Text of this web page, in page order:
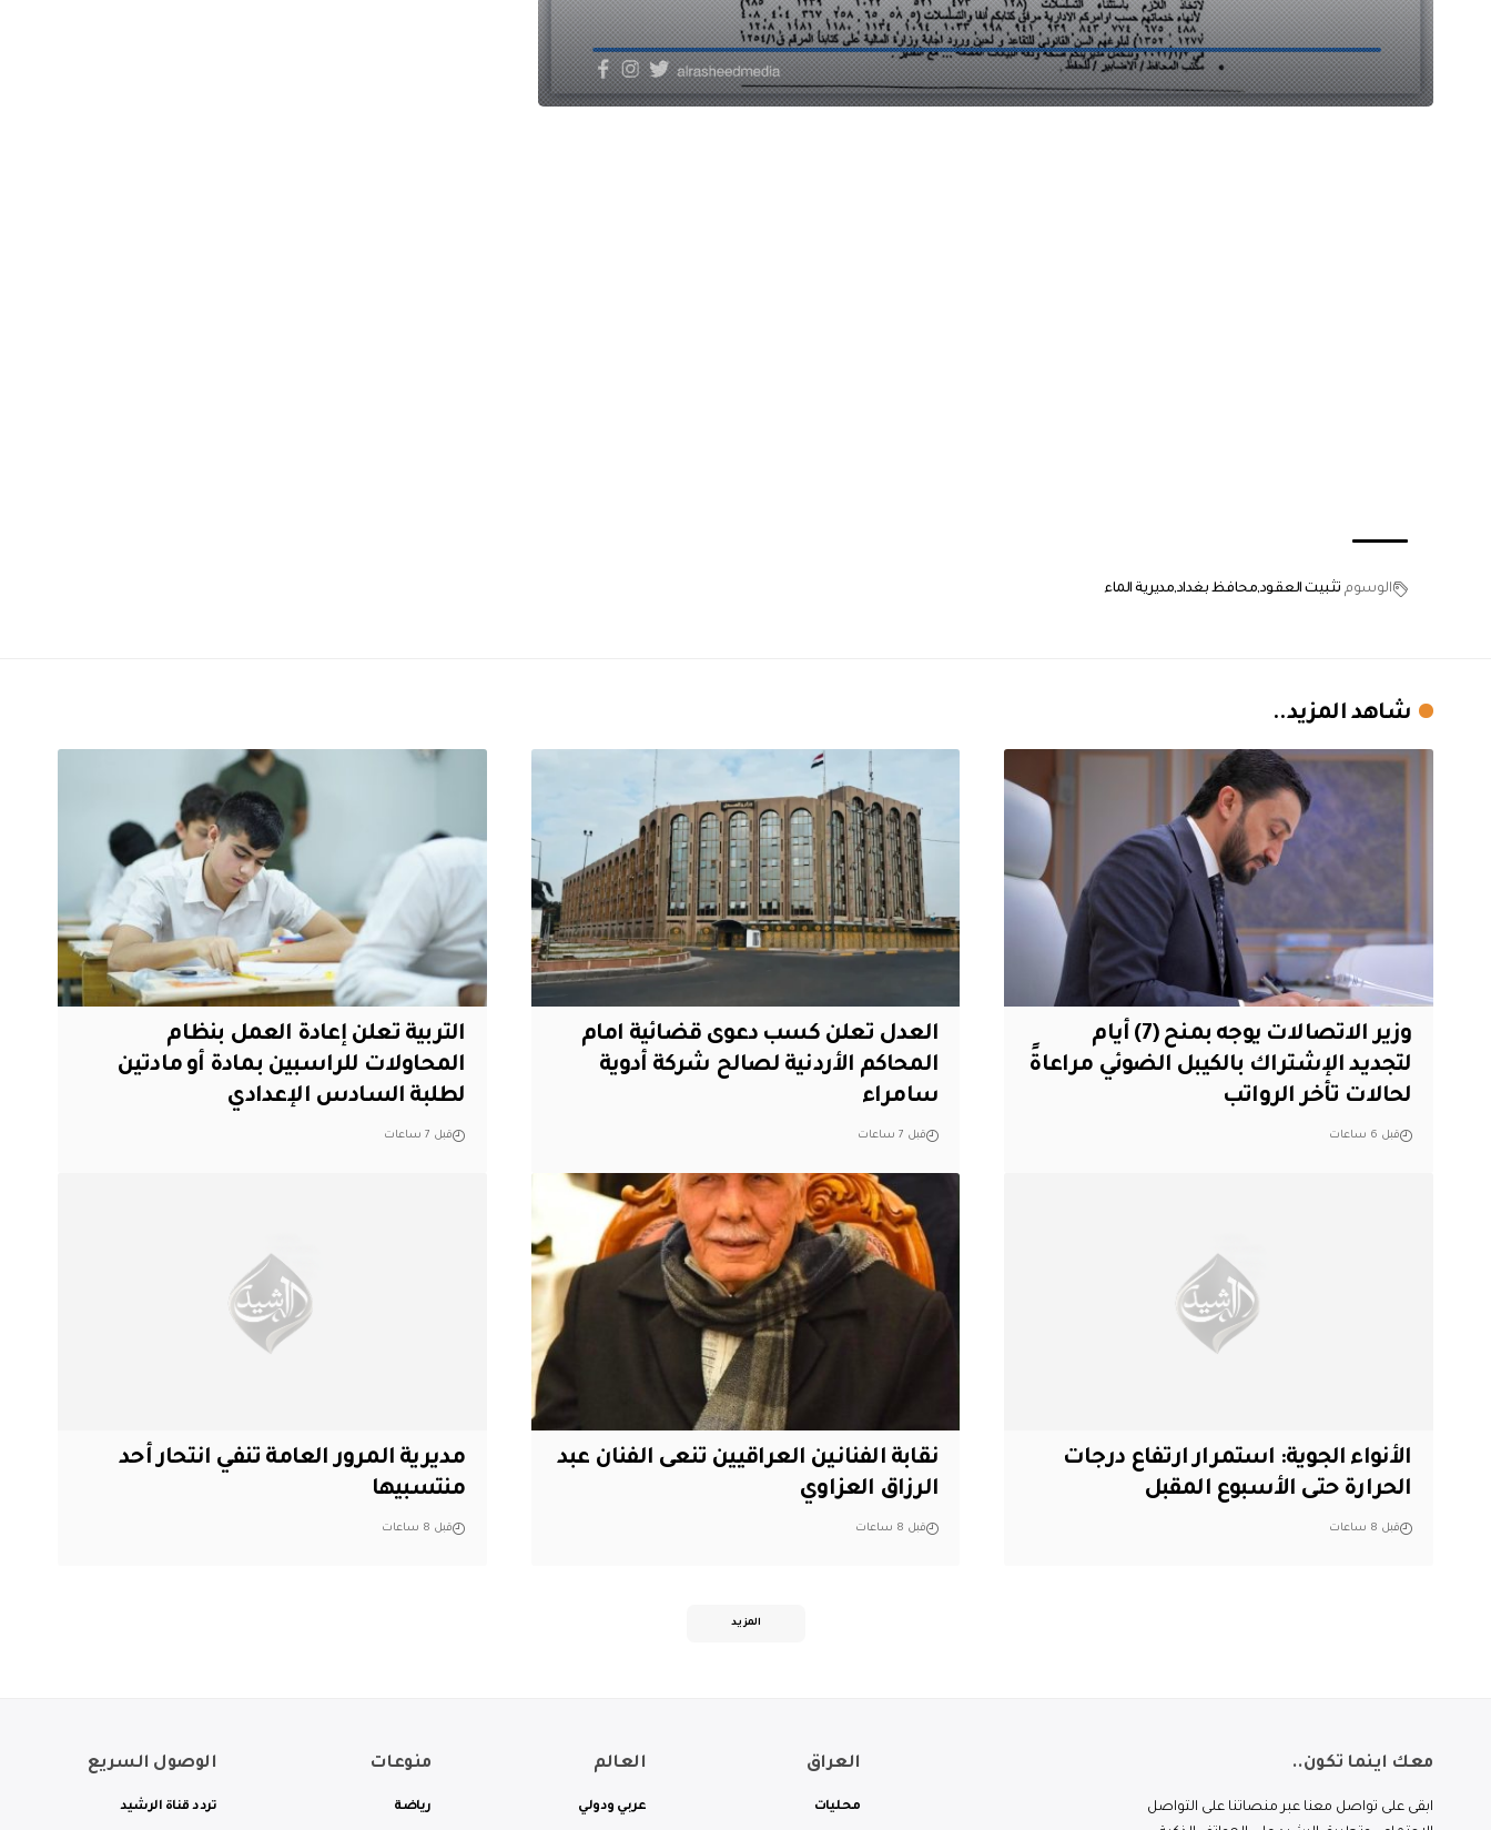
الوسوم تثبيت العقود محافظ بغداد مديرية الماء
شاهد المزيد..
وزير الاتصالات يوجه بمنح (7) أيام
لتجديد الإشتراك بالكيبل الضوئي مراعاةً
لحالات تأخر الرواتب
قبل 6 ساعات
العدل تعلن كسب دعوى قضائية امام
المحاكم الأردنية لصالح شركة أدوية
سامراء
قبل 7 ساعات
التربية تعلن إعادة العمل بنظام
المحاولات للراسبين بمادة أو مادتين
لطلبة السادس الإعدادي
قبل 7 ساعات
الأنواء الجوية: استمرار ارتفاع درجات
الحرارة حتى الأسبوع المقبل
قبل 8 ساعات
نقابة الفنانين العراقيين تنعى الفنان عبد
الرزاق العزاوي
قبل 8 ساعات
مديرية المرور العامة تنفي انتحار أحد
منتسبيها
قبل 8 ساعات
المزيد
معك اينما تكون..
ابقى على تواصل معنا عبر منصاتنا على التواصل
العراق
محليات
العالم
عربي ودولي
منوعات
رياضة
الوصول السريع
تردد قناة الرشيد